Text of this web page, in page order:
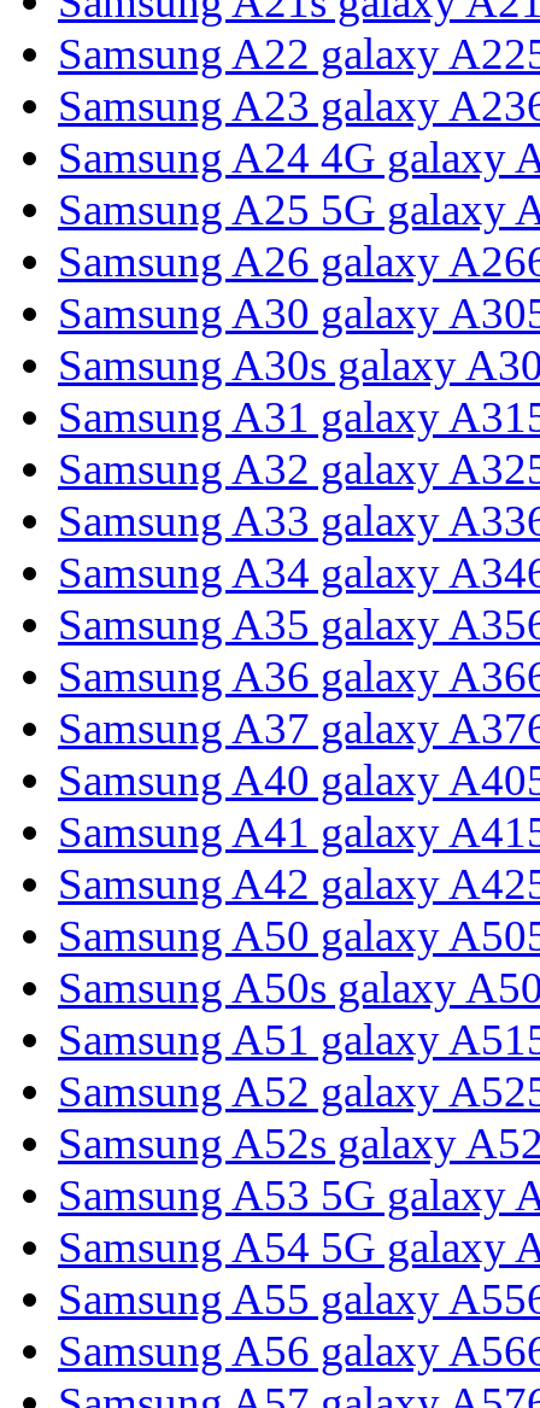
Samsung A22 galaxy
Samsung A23 galaxy
Samsung A24 4G galaxy
Samsung A25 5G galaxy
Samsung A26 galaxy
Samsung A30 galaxy
Samsung A30s galaxy
Samsung A31 galaxy
Samsung A32 galaxy
Samsung A33 galaxy
Samsung A34 galaxy
Samsung A35 galaxy
Samsung A36 galaxy
Samsung A37 galaxy
Samsung A40 galaxy
Samsung A41 galaxy
Samsung A42 galaxy
Samsung A50 galaxy
Samsung A50s galaxy
Samsung A51 galaxy
Samsung A52 galaxy
Samsung A52s galaxy
Samsung A53 5G galaxy
Samsung A54 5G galaxy
Samsung A55 galaxy
Samsung A56 galaxy